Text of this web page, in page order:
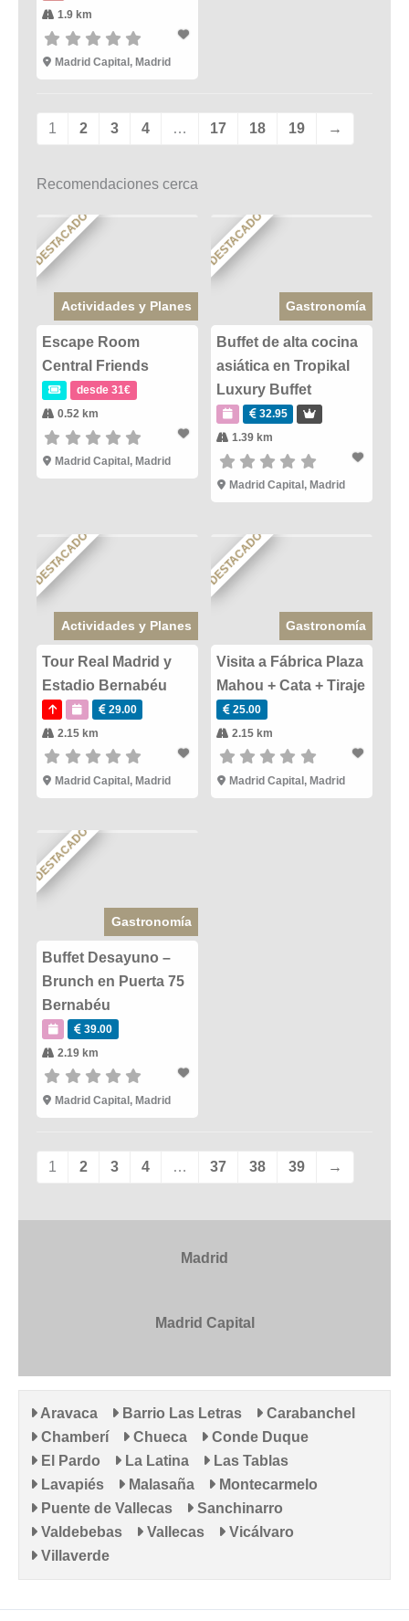
1.9 km
Madrid Capital, Madrid
1 2 3 4 … 17 18 19 →
Recomendaciones cerca
DESTACADO
Actividades y Planes
Escape Room
Central Friends
desde 31€
0.52 km
Madrid Capital , Madrid
DESTACADO
Gastronomía
Buffet de alta cocina
asiática en Tropikal
Luxury Buffet
32.95
1.39 km
Madrid Capital , Madrid
DESTACADO
Actividades y Planes
Tour Real Madrid y
Estadio Bernabéu
29.00
2.15 km
Madrid Capital, Madrid
DESTACADO
Gastronomía
Visita a Fábrica Plaza
Mahou + Cata + Tiraje
25.00
2.15 km
Madrid Capital, Madrid
DESTACADO
Gastronomía
Buffet Desayuno –
Brunch en Puerta 75
Bernabéu
39.00
2.19 km
Madrid Capital, Madrid
1 2 3 4 … 37 38 39 →
Madrid
Madrid Capital
Aravaca Barrio Las Letras
Carabanchel
Chamberí
Chueca
Conde Duque
El Pardo
La Latina
Las Tablas
Lavapiés
Malasaña
Montecarmelo
Puente de Vallecas
Sanchinarro
Valdebebas
Vallecas
Vicálvaro
Villaverde